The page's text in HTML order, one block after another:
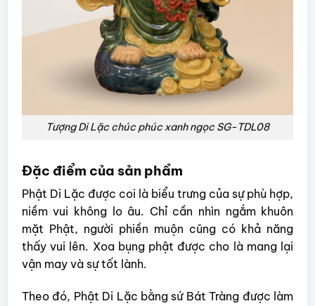
Tượng Di Lặc chúc phúc xanh ngọc SG-TDL08
Đặc điểm của sản phẩm
Phật Di Lặc được coi là biểu trưng của sự phù hợp,
niềm vui không lo âu. Chỉ cần nhìn ngắm khuôn
mặt Phật, người phiền muộn cũng có khả năng
thấy vui lên. Xoa bụng phật được cho là mang lại
vận may và sự tốt lành.
Theo đó, Phật Di Lặc bằng sứ Bát Tràng được làm